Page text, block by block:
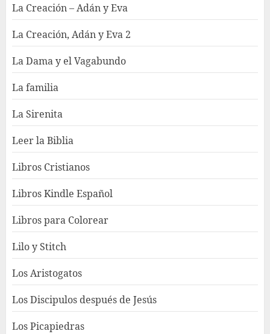
La Creación – Adán y Eva
La Creación, Adán y Eva 2
La Dama y el Vagabundo
La familia
La Sirenita
Leer la Biblia
Libros Cristianos
Libros Kindle Español
Libros para Colorear
Lilo y Stitch
Los Aristogatos
Los Discipulos después de Jesús
Los Picapiedras